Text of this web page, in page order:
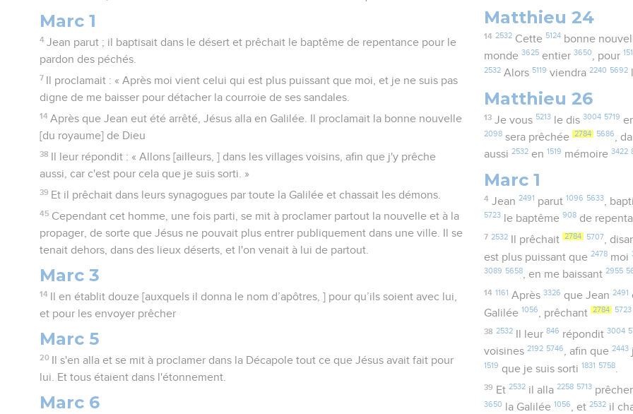
Marc 1
4 Jean parut ; il baptisait dans le désert et prêchait le baptême de repentance pour le
pardon des péchés.
7
Il proclamait : « Après moi vient celui qui est plus puissant que moi, et je ne suis pas
digne de me baisser pour détacher la courroie de ses sandales.
14 Après que Jean eut été arrêté, Jésus alla en Galilée. Il proclamait la bonne nouvelle
[du royaume] de Dieu
38
Il leur répondit : « Allons [ailleurs, ] dans les villages voisins, afin que j'y prêche
aussi, car c'est pour cela que je suis sorti. »
39 Et il prêchait dans leurs synagogues par toute la Galilée et chassait les démons.
45 Cependant cet homme, une fois parti, se mit à proclamer partout la nouvelle et à la
propager, de sorte que Jésus ne pouvait plus entrer publiquement dans une ville. Il se
tenait dehors, dans des lieux déserts, et l'on venait à lui de partout.
Marc 3
14
Il en établit douze [auxquels il donna le nom d’apôtres, ] pour qu’ils soient avec lui,
et pour les envoyer prêcher
Marc 5
20
Il s'en alla et se mit à proclamer dans la Décapole tout ce que Jésus avait fait pour
lui. Et tous étaient dans l'étonnement.
Marc 6
Matthieu 24
14 2532Cette 5124bonne
monde3625 entier3650, pour
2532 Alors 5119 viendra2240 5692
Matthieu 26
13 Je vous 5213le dis 3004 5719
2098 sera prêchée 2784 5686,
aussi2532 en1519 mémoire3422
Marc 1
4 Jean 2491 parut 1096 5633,
5723 le baptême908 de
7 2532Il prêchait 2784 5707,
est plus puissant que2478 moi
3089 5658, en me baissant2955
14 1161 Après 3326 que Jean 2491
Galilée 1056 , prêchant 2784 5723
38 2532Il leur 846 répondit 3004
voisines2192 5746, afin que2443
1519 que je suis sorti 1831 5758
39 Et 2532il alla 2258 5713prêcher
3650 la Galilée1056, et2532 il